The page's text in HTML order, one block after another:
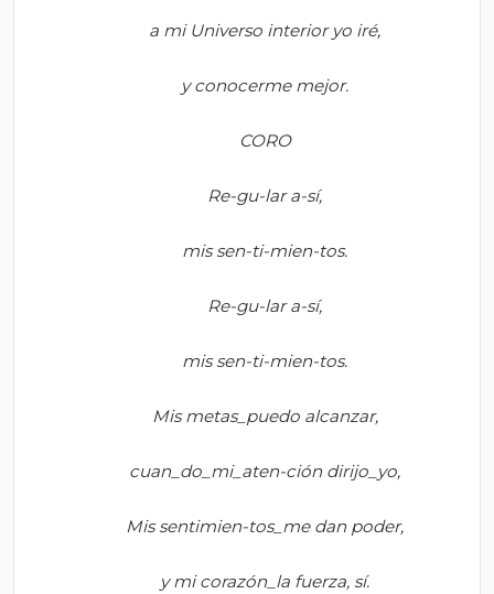
a mi Universo interior yo iré,
yconocerme mejor.
CORO
Re-gu-lar a-sí,
missen-ti-mien-tos.
Re-gu-lar a-sí,
missen-ti-mien-tos.
Mismetas_puedoalcanzar,
cuan_do_mi_aten-ción dirijo_yo,
Missentimien-tos_medan poder,
ymicorazón_la fuerza, sí.